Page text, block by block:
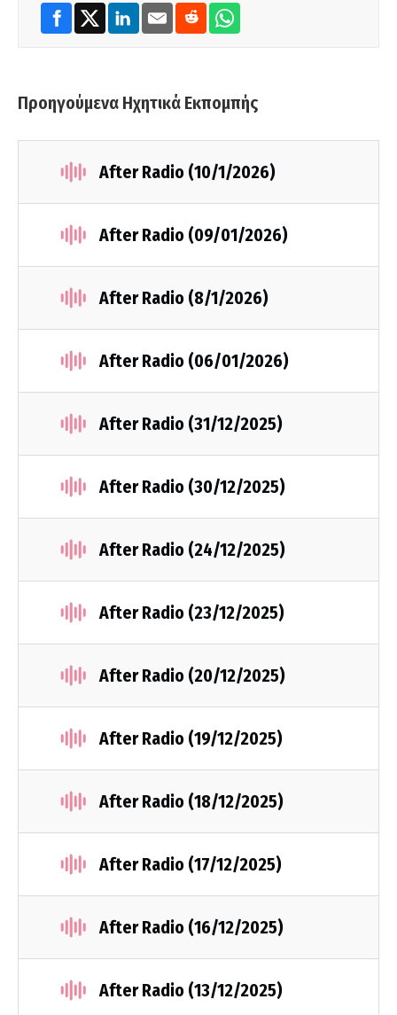
Προηγούμενα Ηχητικά Εκπομπής
After Radio (10/1/2026)
After Radio (09/01/2026)
After Radio (8/1/2026)
After Radio (06/01/2026)
After Radio (31/12/2025)
After Radio (30/12/2025)
After Radio (24/12/2025)
After Radio (23/12/2025)
After Radio (20/12/2025)
After Radio (19/12/2025)
After Radio (18/12/2025)
After Radio (17/12/2025)
After Radio (16/12/2025)
After Radio (13/12/2025)